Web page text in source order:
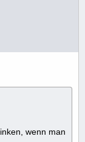
wenn man